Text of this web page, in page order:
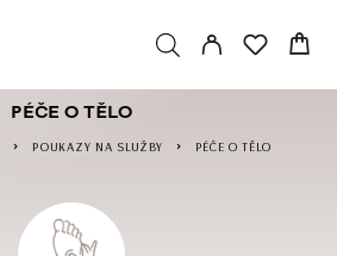
PÉČE O TĚLO
POUKAZY NA SLUŽBY PÉČE O TĚLO